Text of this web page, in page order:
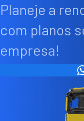
Planeje a
com planos
empresa!